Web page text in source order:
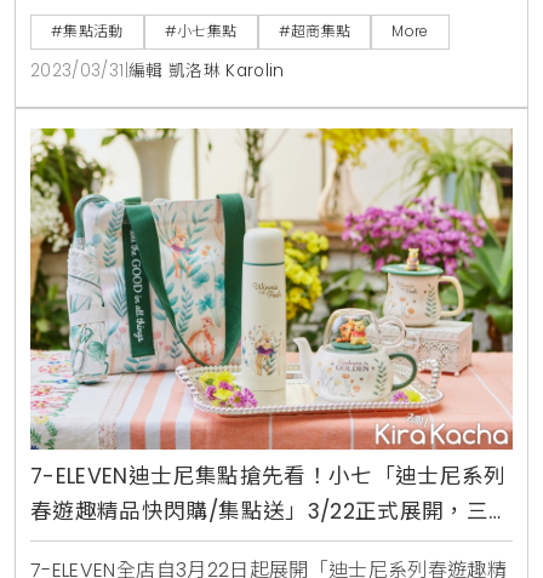
中的櫻桃小丸子、小玉、花輪、友藏爺爺等萌趣人氣角
色與niko and … 日系簡約風格結合，一起與小七打造
新日式生活美學。「niko and … x 櫻桃小丸子丸美新生
活精品集點送」，首推外出系列的「雙色百褶包」，吸
睛「縐褶」元素搭
#集點活動 #小七集點 #超商集點 More
2023/03/31 編輯 凱洛琳 Karolin
7-ELEVEN迪士尼集點搶先看！小七「迪士尼系列
春遊趣精品快閃購/集點送」3/22正式展開，三大
動畫系列春遊商品、一起野餐趣
7-ELEVEN全店自3月22日起展開「迪士尼系列春遊趣精